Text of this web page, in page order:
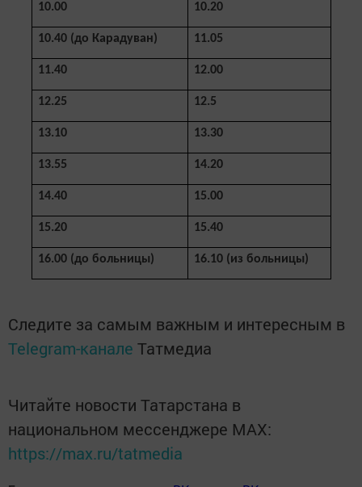
10.00 10.20
10.40 (до Карадуван) 11.05
11.40 12.00
12.25 12.5
13.10 13.30
13.55 14.20
14.40 15.00
15.20 15.40
16.00 (до больницы) 16.10 (из больницы)
Следите за самым важным и интересным в
Telegram-канале Татмедиа
Читайте новости Татарстана в
национальном мессенджере MАХ:
https://max.ru/tatmedia